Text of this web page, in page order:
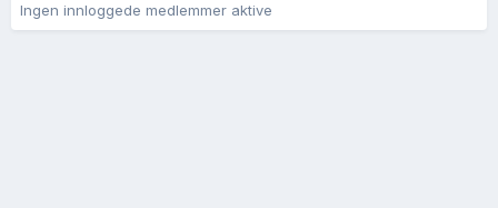
Ingen innloggede medlemmer aktive